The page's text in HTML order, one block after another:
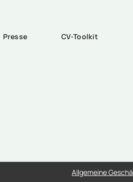
Presse CV-Toolkit
Allgemeine